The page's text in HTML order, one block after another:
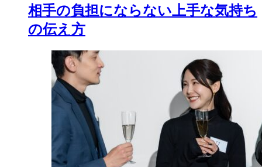
相手の負担にならない上手な気持ち
の伝え方